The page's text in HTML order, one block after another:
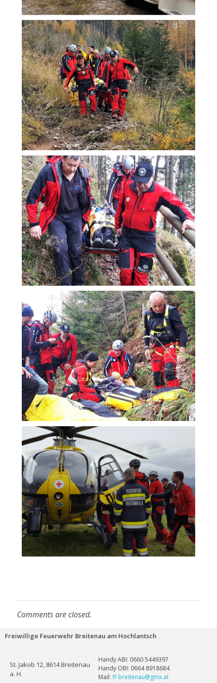
Comments are closed.
Freiwillige Feuerwehr Breitenau am Hochlantsch
St. Jakob 12, 8614 Breitenau
a. H.
Handy ABI: 0660 5449397
Handy OBI: 0664 8918684
Mail: ff-breitenau@gmx.at